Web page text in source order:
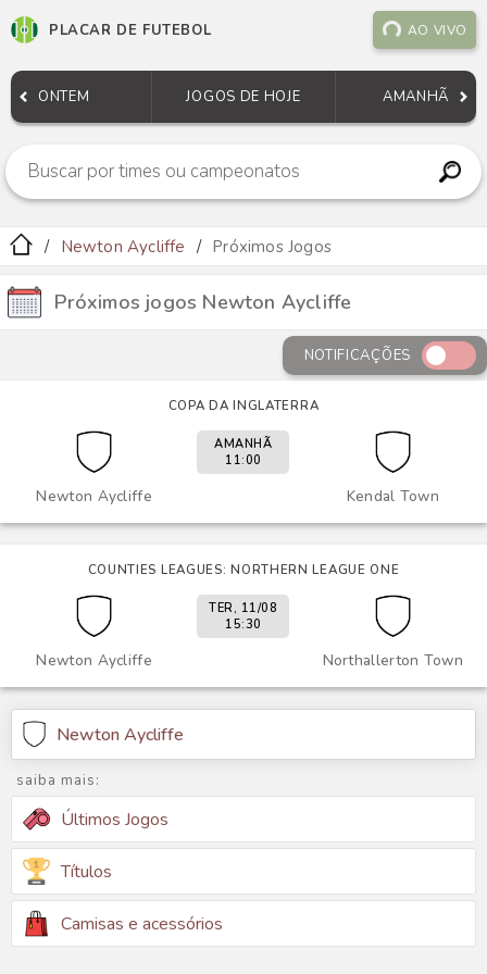
PLACAR DE FUTEBOL AO VIVO
ONTEM JOGOS DE HOJE AMANHÃ
Newton Aycliffe Próximos Jogos
Próximos jogos Newton Aycliffe
NOTIFICAÇÕES
COPA DA INGLATERRA
Newton Aycliffe Kendal Town
AMANHÃ
11:00
COUNTIES LEAGUES: NORTHERN LEAGUE ONE
Newton Aycliffe Northallerton Town
TER, 11/08
15:30
Newton Aycliffe
saiba mais:
Últimos Jogos
Títulos
Camisas e acessórios